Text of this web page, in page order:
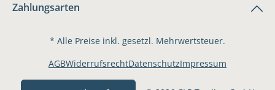
Zahlungsarten
* Alle Preise inkl. gesetzl. Mehrwertsteuer.
AGBWiderrufsrechtDatenschutzImpressum